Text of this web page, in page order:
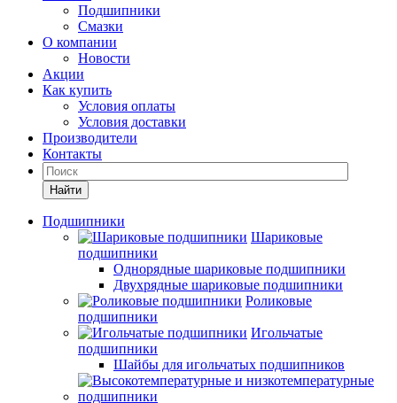
Подшипники
Смазки
О компании
Новости
Акции
Как купить
Условия оплаты
Условия доставки
Производители
Контакты
Найти
Подшипники
Шариковые
подшипники
Однорядные шариковые подшипники
Двухрядные шариковые подшипники
Роликовые
подшипники
Игольчатые
подшипники
Шайбы для игольчатых подшипников